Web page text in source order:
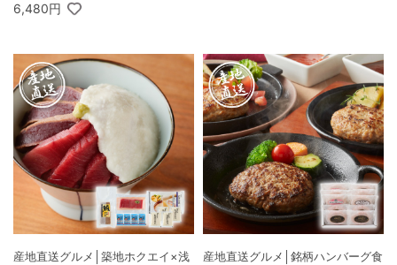
6,480円
産地直送グルメ│築地ホクエイ×浅
産地直送グルメ│銘柄ハンバーグ食